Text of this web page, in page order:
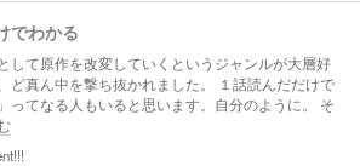
でわかる
して原作を改変していくというジャンルが大層好
ど真ん中を撃ち抜かれました。 １話読んだだけで
ってなる人もいると思います。自分のように。 そ